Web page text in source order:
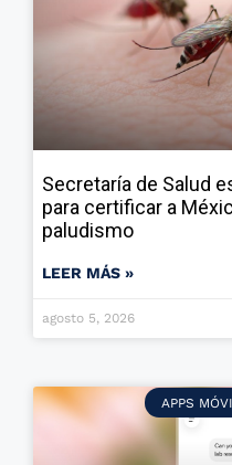
Secretaría de Salud
para certificar a
paludismo
LEER MÁS »
agosto 5, 2026
APPS